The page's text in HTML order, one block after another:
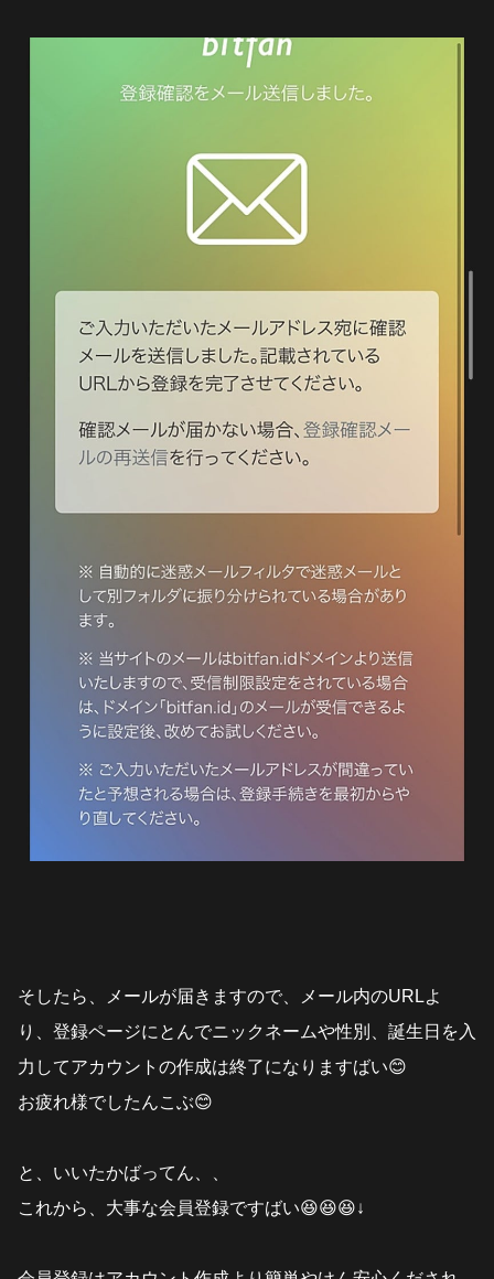
そしたら、メールが届きますので、メール内のURLよ
り、登録ページにとんでニックネームや性別、誕生日を入
力してアカウントの作成は終了になりますばい😊
お疲れ様でしたんこぶ😊
と、いいたかばってん、、
これから、大事な会員登録ですばい😆😆😆↓